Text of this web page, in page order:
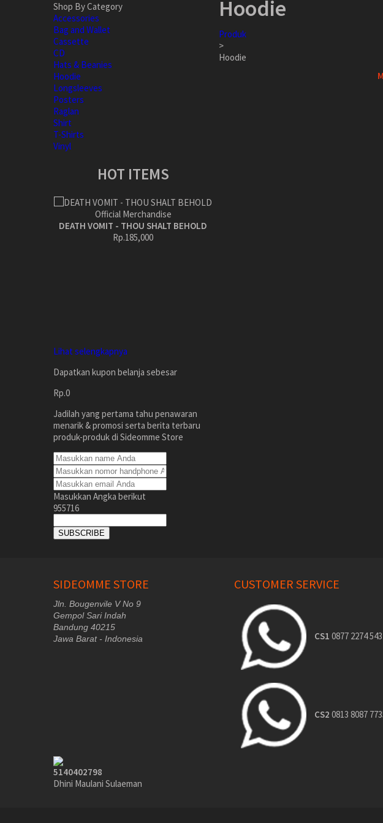
Shop By Category
Accessories
Bag and Wallet
Cassette
CD
Hats & Beanies
Hoodie
Longsleeves
Posters
Raglan
Shirt
T-Shirts
Vinyl
HOT ITEMS
DEATH VOMIT - THOU SHALT BEHOLD
Rp.185,000
Lihat selengkapnya
Dapatkan kupon belanja sebesar
Rp.0
Jadilah yang pertama tahu penawaran
menarik & promosi serta berita terbaru
produk-produk di Sideomme Store
Masukkan Angka berikut
955716
SUBSCRIBE
Hoodie
Produk
>
Hoodie
SIDEOMME STORE
Jln. Bougenvile V No 9
Gempol Sari Indah
Bandung 40215
Jawa Barat - Indonesia
CUSTOMER SERVICE
CS1 0877 2274
CS2 0813 8087
5140402798
Dhini Maulani Sulaeman